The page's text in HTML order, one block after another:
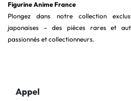
Figurine Anime France
Plongez dans notre collection
japonaises – des pièces rares et
passionnés et collectionneurs.
Appel